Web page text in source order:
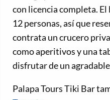
con licencia completa.
12 personas, así que
contrata un crucero
como aperitivos y una
disfrutar de un
Palapa Tours Tiki Bar